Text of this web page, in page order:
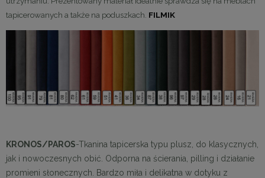
tapicerowanych a także na poduszkach. FILMIK
KRONOS/PAROS-Tkanina tapicerska typu plusz, do klasycznych,
jak i nowoczesnych obić. Odporna na ścierania, pilling i działanie
promieni słonecznych. Bardzo miła i delikatna w dotyku z